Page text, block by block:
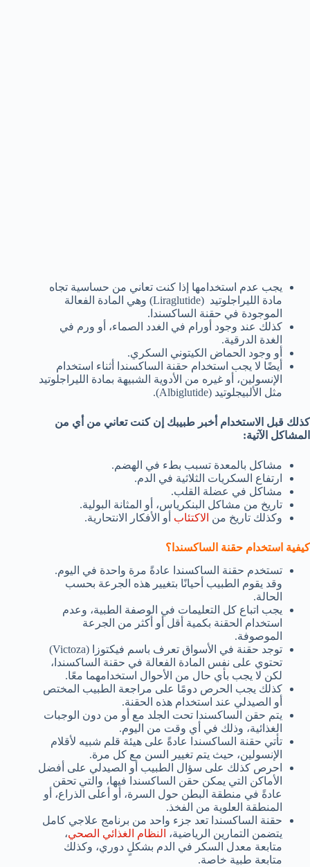
يجب عدم استخدامها إذا كنت تعاني من حساسية تجاه
مادة الليراجلوتيد (Liraglutide) وهي المادة الفعالة
الموجودة في حقنة الساكسندا.
كذلك عند وجود أورام في الغدد الصماء، أو ورم في
الغدة الدرقية.
أو وجود الحماض الكيتوني السكري.
أيضًا لا يجب استخدام حقنة الساكسندا أثناء استخدام
الإنسولين، أو غيره من الأدوية الشبيهة بمادة الليراجلوتيد
مثل الألبيجلوتيد (Albiglutide).
كذلك قبل الاستخدام أخبر طبيبك إن كنت تعاني من أي من
المشاكل الآتية:
مشاكل بالمعدة تسبب بطء في الهضم.
ارتفاع السكريات الثلاثية في الدم.
مشاكل في عضلة القلب.
تاريخ من مشاكل البنكرياس، أو المثانة البولية.
وكذلك تاريخ من الاكتئاب أو الأفكار الانتحارية.
كيفية استخدام حقنة الساكسندا؟
تستخدم حقنة الساكسندا عادةً مرة واحدة في اليوم.
وقد يقوم الطبيب أحيانًا بتغيير هذه الجرعة بحسب
الحالة.
يجب اتباع كل التعليمات في الوصفة الطبية، وعدم
استخدام الحقنة بكمية أقل أو أكثر من الجرعة
الموصوفة.
توجد حقنة في الأسواق تعرف باسم فيكتوزا (Victoza)
تحتوي على نفس المادة الفعالة في حقنة الساكسندا،
لكن لا يجب بأي حال من الأحوال استخدامهما معًا.
كذلك يجب الحرص دومًا على مراجعة الطبيب المختص
أو الصيدلي عند استخدام هذه الحقنة.
يتم حقن الساكسندا تحت الجلد مع أو من دون الوجبات
الغذائية، وذلك في أي وقت من اليوم.
تأتي حقنة الساكسندا عادةً على هيئة قلم شبيه لأقلام
الإنسولين، حيث يتم تغيير السن مع كل مرة.
احرص كذلك على سؤال الطبيب أو الصيدلي على أفضل
الأماكن التي يمكن حقن الساكسندا فيها، والتي تحقن
عادةً في منطقة البطن حول السرة، أو أعلى الذراع، أو
المنطقة العلوية من الفخذ.
حقنة الساكسندا تعد جزء واحد من برنامج علاجي كامل
يتضمن التمارين الرياضية، النظام الغذائي الصحي،
متابعة معدل السكر في الدم بشكلٍ دوري، وكذلك
متابعة طبية خاصة.